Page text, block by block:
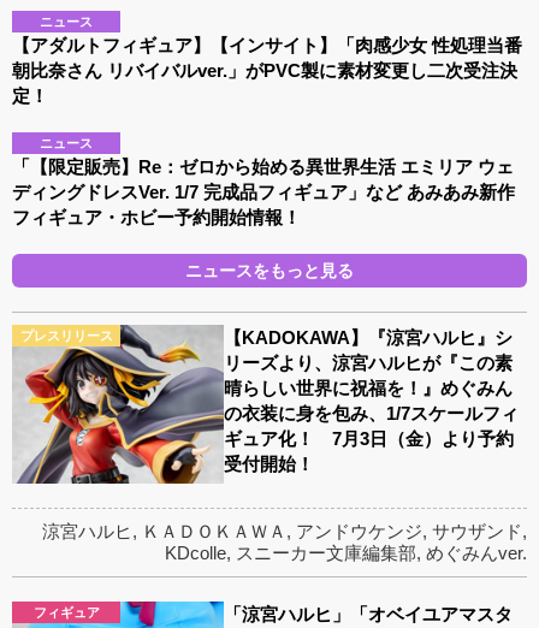
ニュース
【アダルトフィギュア】【インサイト】「肉感少女 性処理当番
朝比奈さん リバイバルver.」がPVC製に素材変更し二次受注決
定！
ニュース
「【限定販売】Re：ゼロから始める異世界生活 エミリア ウェ
ディングドレスVer. 1/7 完成品フィギュア」など あみあみ新作
フィギュア・ホビー予約開始情報！
ニュースをもっと見る
プレスリリース
【KADOKAWA】『涼宮ハルヒ』シ
リーズより、涼宮ハルヒが『この素
晴らしい世界に祝福を！』めぐみん
の衣装に身を包み、1/7スケールフィ
ギュア化！ 7月3日（金）より予約
受付開始！
涼宮ハルヒ , ＫＡＤＯＫＡＷＡ , アンドウケンジ, サウザンド,
KDcolle, スニーカー文庫編集部, めぐみんver.
フィギュア
「涼宮ハルヒ」「オベイユアマスタ